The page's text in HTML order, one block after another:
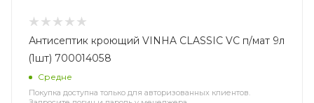
Антисептик кроющий VINHA CLASSIC VC п/мат 9л
(1шт) 700014058
Средне
Покупка доступна только для авторизованных клиентов.